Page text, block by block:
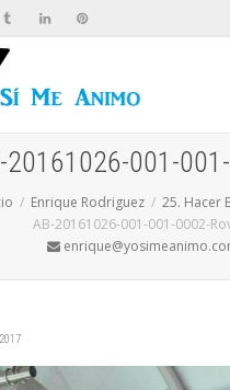
20161026-001-
Enrique Rodriguez 25. Hacer
AB-20161026-001-001-0002-